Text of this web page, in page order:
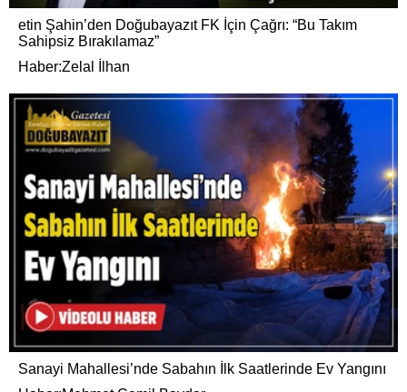
etin Şahin’den Doğubayazıt FK İçin Çağrı: “Bu Takım
Sahipsiz Bırakılamaz”
Haber:Zelal İlhan
Sanayi Mahallesi’nde Sabahın İlk Saatlerinde Ev Yangını